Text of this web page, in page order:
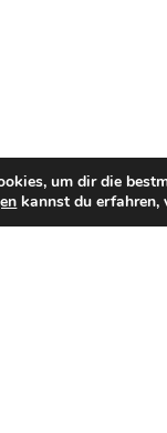
um dir die
kannst du erfahren,